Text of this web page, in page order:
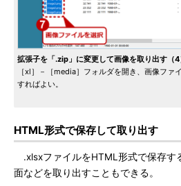
拡張子を「.zip」に変更して画像を取り出す（4
［xl］－［media］フォルダを開き、画像ファ
すればよい。
HTML形式で保存して取り出す
.xlsxファイルをHTML形式で保存す
面などを取り出すこともできる。